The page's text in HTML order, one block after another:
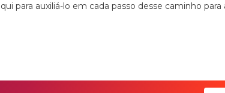
para auxiliá-lo em cada passo desse caminho